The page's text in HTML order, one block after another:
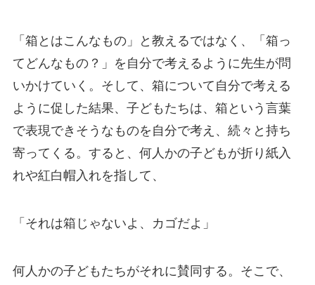
「箱とはこんなもの」と教えるではなく、「箱っ
てどんなもの？」を自分で考えるように先生が問
いかけていく。そして、箱について自分で考える
ように促した結果、子どもたちは、箱という言葉
で表現できそうなものを自分で考え、続々と持ち
寄ってくる。すると、何人かの子どもが折り紙入
れや紅白帽入れを指して、
「それは箱じゃないよ、カゴだよ」
何人かの子どもたちがそれに賛同する。そこで、